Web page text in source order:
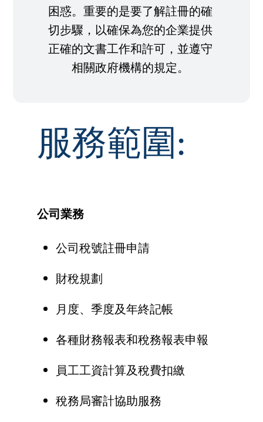
困惑。重要的是要了解註冊的確
切步驟，以確保為您的企業提供
正確的文書工作和許可，並遵守
相關政府機構的規定。
服務範圍:
公司業務
公司稅號註冊申請
財稅規劃
月度、季度及年終記帳
各種財務報表和稅務報表申報
員工工資計算及稅費扣繳
稅務局審計協助服務